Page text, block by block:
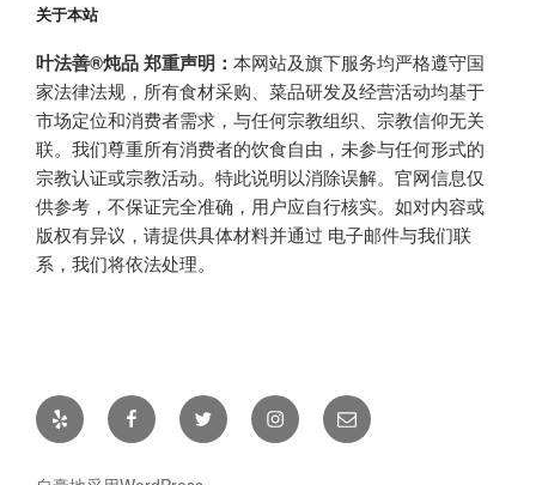
关于本站
叶法善®炖品 郑重声明： 本网站及旗下服务均严格遵守国
家法律法规，所有食材采购、菜品研发及经营活动均基于
市场定位和消费者需求，与任何宗教组织、宗教信仰无关
联。我们尊重所有消费者的饮食自由，未参与任何形式的
宗教认证或宗教活动。特此说明以消除误解。官网信息仅
供参考，不保证完全准确，用户应自行核实。如对内容或
版权有异议，请提供具体材料并通过 电子邮件与我们联
系，我们将依法处理。
Yelp FacebookTwitter Instagram电
子